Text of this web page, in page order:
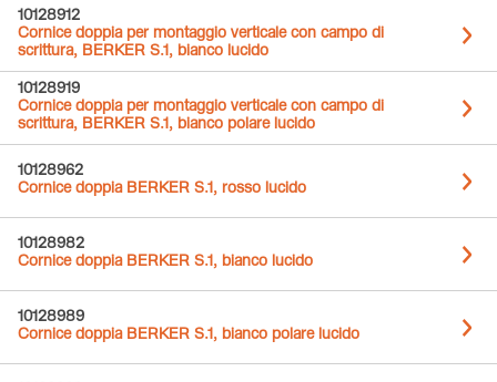
10128912
Cornice doppia per montaggio verticale con campo di
scrittura, BERKER S.1, bianco lucido
10128919
Cornice doppia per montaggio verticale con campo di
scrittura, BERKER S.1, bianco polare lucido
10128962
Cornice doppia BERKER S.1, rosso lucido
10128982
Cornice doppia BERKER S.1, bianco lucido
10128989
Cornice doppia BERKER S.1, bianco polare lucido